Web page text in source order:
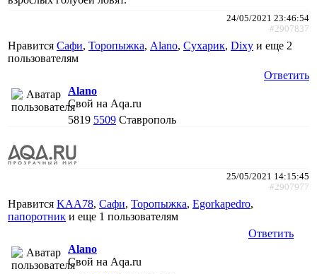
24/05/2021 23:46:54
#2907837
Нравится Сафи, Торопыжка, Alano, Сухарик, Dixy и еще 2
пользователям
Ответить
Alano
Свой на Aqa.ru
5819 5509 Ставрополь
25/05/2021 14:15:45
#2907977
Нравится KAA78, Сафи, Торопыжка, Egorkapedro,
папоротник и еще 1 пользователям
Ответить
Alano
Свой на Aqa.ru